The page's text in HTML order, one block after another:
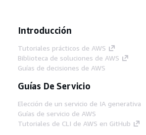
Introducción
Tutoriales prácticos de AWS
Biblioteca de soluciones de AWS
Guías de decisiones de AWS
Guías De Servicio
Elección de un servicio de IA generativa
Guías de servicio de AWS
Tutoriales de CLI de AWS en GitHub